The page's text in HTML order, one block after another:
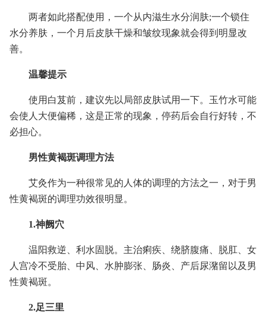
两者如此搭配使用，一个从内滋生水分润肤;一个锁住
水分养肤，一个月后皮肤干燥和皱纹现象就会得到明显改
善。
温馨提示
使用白芨前，建议先以局部皮肤试用一下。玉竹水可能
会使人大便偏稀，这是正常的现象，停药后会自行好转，不
必担心。
男性黄褐斑调理方法
艾灸作为一种很常见的人体的调理的方法之一，对于男
性黄褐斑的调理功效很明显。
1.神阙穴
温阳救逆、利水固脱。主治痢疾、绕脐腹痛、脱肛、女
人宫冷不受胎、中风、水肿膨张、肠炎、产后尿潴留以及男
性黄褐斑。
2.足三里